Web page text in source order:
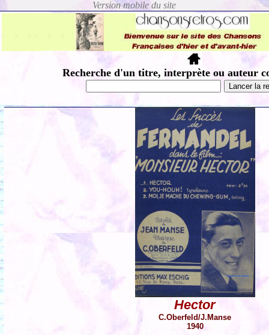
Recherche d'un titre, interprète ou auteur
Hector
C.Oberfeld/J.Manse
1940